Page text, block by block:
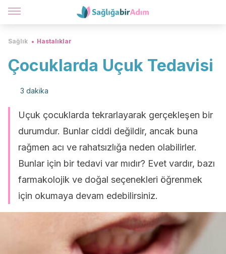
Sağlık Hastalıklar
Çocuklarda Uçuk Tedavisi
3 dakika
Uçuk çocuklarda tekrarlayarak gerçekleşen bir
durumdur. Bunlar ciddi değildir, ancak buna
rağmen acı ve rahatsızlığa neden olabilirler.
Bunlar için bir tedavi var mıdır? Evet vardır, bazı
farmakolojik ve doğal seçenekleri öğrenmek
için okumaya devam edebilirsiniz.